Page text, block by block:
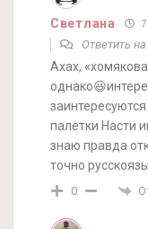
Светлана
Ответить на
Ахах,
палетки Насти
знаю правда
точно
0